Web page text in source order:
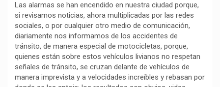
Las alarmas se han encendido en nuestra ciudad porque,
si revisamos noticias, ahora multiplicadas por las redes
sociales, o por cualquier otro medio de comunicación,
diariamente nos informamos de los accidentes de
tránsito, de manera especial de motocicletas, porque,
quienes están sobre estos vehículos livianos no respetan
señales de tránsito, se cruzan delante de vehículos de
manera imprevista y a velocidades increíbles y rebasan por